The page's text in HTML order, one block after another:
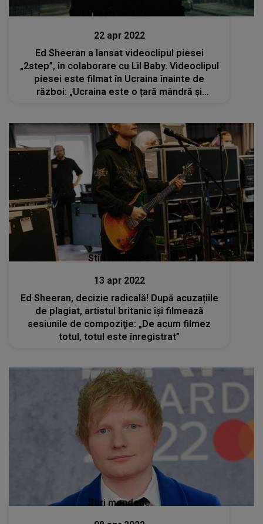
Lansări muzicale
22 apr 2022
Ed Sheeran a lansat videoclipul piesei
„2step”, în colaborare cu Lil Baby. Videoclipul
piesei este filmat în Ucraina înainte de
război: „Ucraina este o țară mândră și
Stiri mondene
13 apr 2022
Ed Sheeran, decizie radicală! După acuzațiile
de plagiat, artistul britanic îşi filmează
sesiunile de compoziţie: „De acum filmez
totul, totul este înregistrat”
Stiri mondene